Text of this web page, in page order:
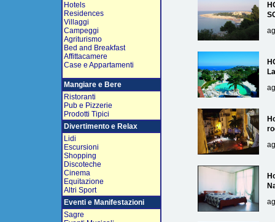
Hotels
Residences
Villaggi
Campeggi
Agriturismo
Bed and Breakfast
Affittacamere
Case e Appartamenti
Mangiare e Bere
Ristoranti
Pub e Pizzerie
Prodotti Tipici
Divertimento e Relax
Lidi
Escursioni
Shopping
Discoteche
Cinema
Equitazione
Altri Sport
Eventi e Manifestazioni
Sagre